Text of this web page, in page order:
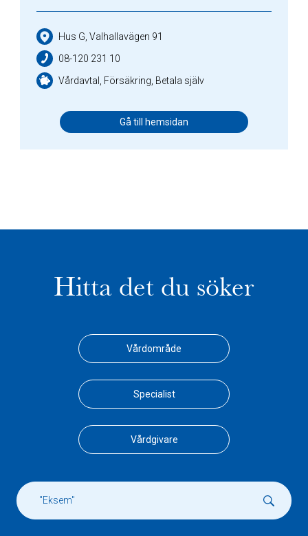
Hus G, Valhallavägen 91
08-120 231 10
Vårdavtal, Försäkring, Betala själv
Gå till hemsidan
Hitta det du söker
Vårdområde
Specialist
Vårdgivare